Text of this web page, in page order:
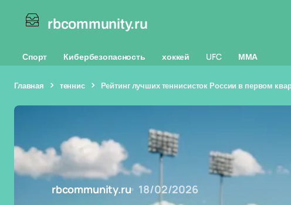
rbcommunity.ru
Спорт Кибербезопасность хоккей UFC ММА
Главная теннис Рейтинг лучших теннисисток России в первом
rbcommunity.ru 18/02/2026